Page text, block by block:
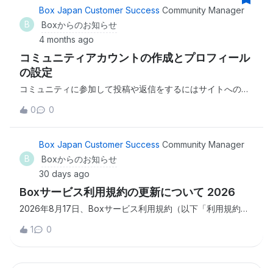
の場です。以下をお読みいただき、はじめの一歩を踏み出し
ましょう。公開記事はどなたでも閲覧可能ですが、記事への
返信にはBoxアカウントに紐づいたコミュニティアカウント
でのログインが必要です。アカウント作成方法はこちら イベ
ント各種テーマでのウェビナーやワークショップのご案内。
日本向けのイベントは「イベントタイプ」で「日本語」と記
載のあるものをお選びください。日本語のウェビナー日本語
のイベントやウェビナーだけを選んで表示できます ディスカ
ッションとナレッジベース🇯🇵 日本語のフォーラムBoxから
ようこそ：日本の全てのコミュニティメンバー向けのご案内
エンドユーザーフォーラム：Boxの操作方法に関するFAQ、
業務に役立つ使い方など 管理者フォーラム：Box環境全体の
設定や運用に関する情報共有やFAQ ※現在、日本語のフォー
ラムではコミュニティメンバーからの新規投稿を受け付けて
おりません。質問や会話をされたい場合は、恐れ入りますが
サイトの言語設定を英語に切り替えて英語のフォーラムをご
利用ください。なお日本語ページの記事に対する返信はお受
けします。 🇯🇵 日本語のナレッジベースBoxを使いこなす：
主にBox管理者とエンドユーザー向けに、各種機能の入門時
B
Box Japan Customer Success Community Manager
Boxからのお知らせ
4 months ago
コミュニティアカウントの作成とプロフィール
の設定
コミュニティに参加して投稿や返信をするにはサイトへのロ
ン1. コミュニティサイトからBoxにログイン ログインボタを
押すoauthでログインBoxにログインして認証 2. プロフィー
ル情報を入力ユーザー名はニックネームでも構いませんが、
メールアドレスはBoxアカウントに紐づくものが自動的に設
定されます。その他の項目は該当するものを選択してくださ
い。ユーザー名は一度設定すると後から変更できません！ユ
ーザー名と必要事項を入力 3. コミュニティサイトの利用規約
を受諾して、設定を保存ページ下部の「保存する」ボタンを
押します。これでアカウント作成は完了です！「保存する」
ボタンでアカウント作成現在、アカウント作成ページ内にあ
0 0
B
Box Japan Customer Success Community Manager
Boxからのお知らせ
30 days ago
Boxサービス利用規約の更新について 2026
2026年8月17日、Boxサービス利用規約（以下「利用規約」
個別契約ではなく、本規約の対象となるアカウントを有する
ユーザーに対して発効します。これらの変更は、Boxサービ
1 0